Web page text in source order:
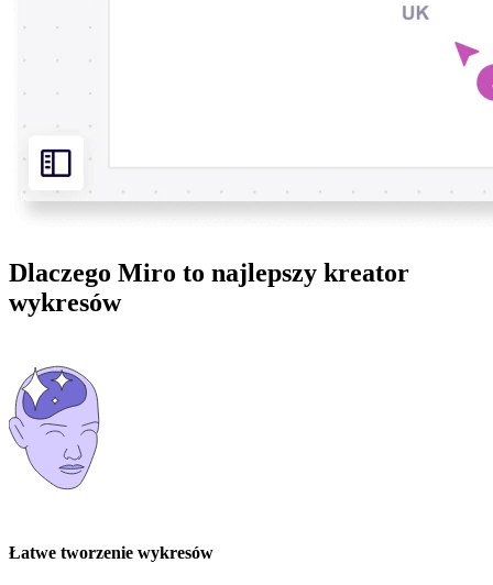
Dlaczego Miro to najlepszy kreator
wykresów
Łatwe tworzenie wykresów